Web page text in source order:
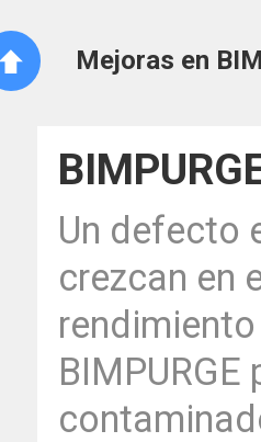
Mejoras en BIM
Un defecto
crezcan en